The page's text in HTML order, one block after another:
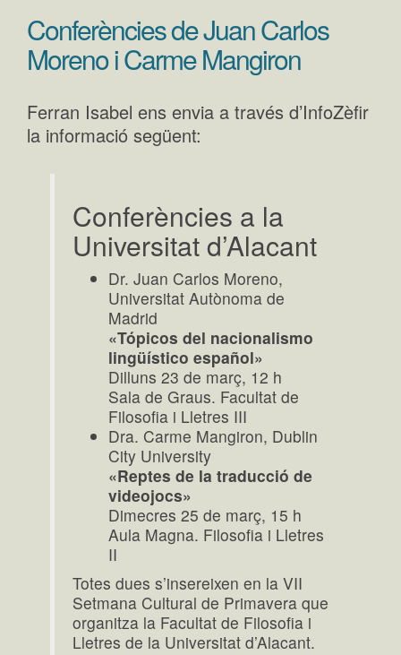
Conferències de Juan Carlos
Moreno i Carme Mangiron
Ferran Isabel ens envia a través d’InfoZèfir
la informació següent:
Conferències a la
Universitat d’Alacant
Dr. Juan Carlos Moreno,
Universitat Autònoma de
Madrid
«Tópicos del nacionalismo
lingüístico español»
Dilluns 23 de març, 12 h
Sala de Graus. Facultat de
Filosofia i Lletres III
Dra. Carme Mangiron, Dublin
City University
«Reptes de la traducció de
videojocs»
Dimecres 25 de març, 15 h
Aula Magna. Filosofia i Lletres
II
Totes dues s’insereixen en la VII
Setmana Cultural de Primavera que
organitza la Facultat de Filosofia i
Lletres de la Universitat d’Alacant.